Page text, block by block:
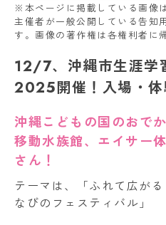
※本ページに掲載している画像
主催者が一般公開している告知
す。画像の著作権は各権利者に
12/7、沖縄市生涯学
2025開催！入場・体
沖縄こどもの国のおで
移動水族館、エイサー
さん！
テーマは、「ふれて広が
なびのフェスティバル」